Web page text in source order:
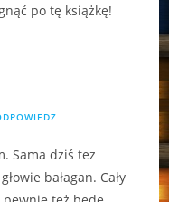
po tę książkę!
Sama dziś tez
bałagan. Cały